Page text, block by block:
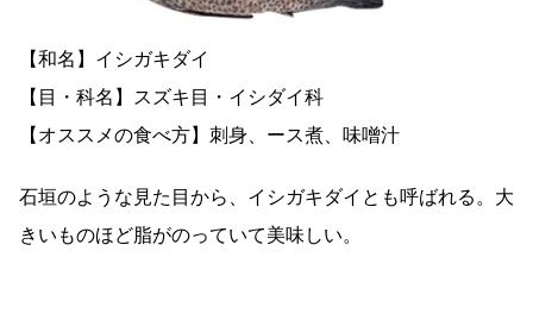
【和名】イシガキダイ
【目・科名】スズキ目・イシダイ科
【オススメの食べ方】刺身、ース煮、味噌汁
石垣のような見た目から、イシガキダイとも呼ばれる。大
きいものほど脂がのっていて美味しい。